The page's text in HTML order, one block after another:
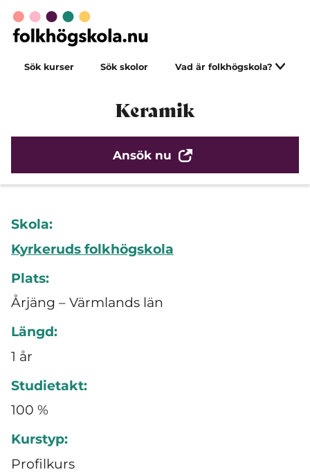
Sök kurser Sök skolor Vad är folkhögskola?
Keramik
Ansök nu
Skola:
Kyrkeruds folkhögskola
Plats:
Årjäng – Värmlands län
Längd:
1 år
Studietakt:
100 %
Kurstyp:
Profilkurs